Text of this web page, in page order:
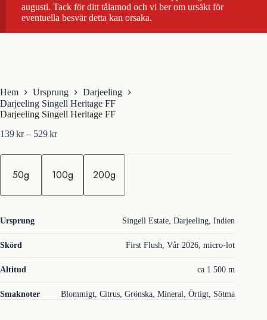
augusti. Tack för ditt tålamod och vi ber om ursäkt för
eventuella besvär detta kan orsaka.
Hem Ursprung
Darjeeling
Darjeeling Singell Heritage FF
Darjeeling Singell Heritage FF
139kr – 529krPrisintervall:
till
m
d
50g 100g 200g
Ursprung Singell Estate, Darjeeling, Indien
Skörd First Flush, Vår 2026, micro-lot
Altitud ca 1 500 m
Smaknoter Blommigt, Citrus, Grönska, Mineral, Örtigt, Sötma